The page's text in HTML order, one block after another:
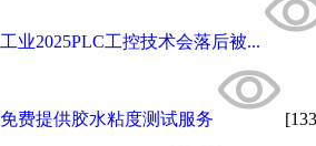
工业2025PLC工控技术会落后被...
免费提供胶水粘度测试服务